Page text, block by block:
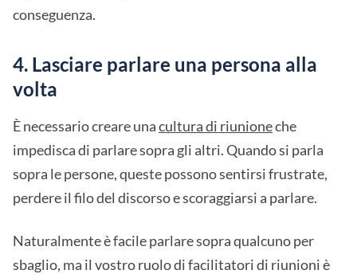
conseguenza.
4. Lasciare parlare una persona alla
volta
È necessario creare unacultura di riunioneche
impedisca di parlare sopra gli altri. Quando si parla
sopra le persone, queste possono sentirsi frustrate,
perdere il filo del discorso e scoraggiarsi a parlare.
Naturalmente è facile parlare sopra qualcuno per
sbaglio, ma il vostro ruolo di facilitatori di riunioni è